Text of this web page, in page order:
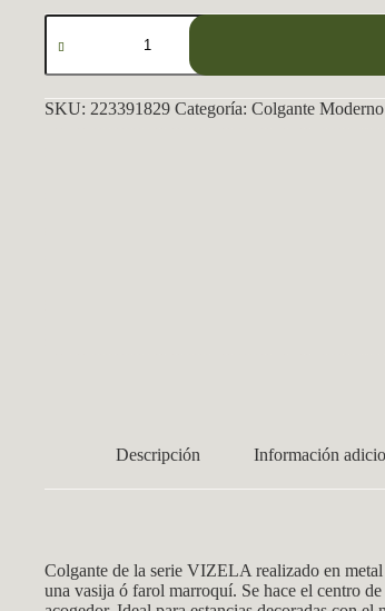
Colgante
Vizela
Envejecido
1xe27
Regx18x18
SKU: 223391829 Categoría: Colgante Moderno
Descripción Información
Colgante de la serie VIZELA realizado en
una vasija ó farol marroquí. Se hace el centro